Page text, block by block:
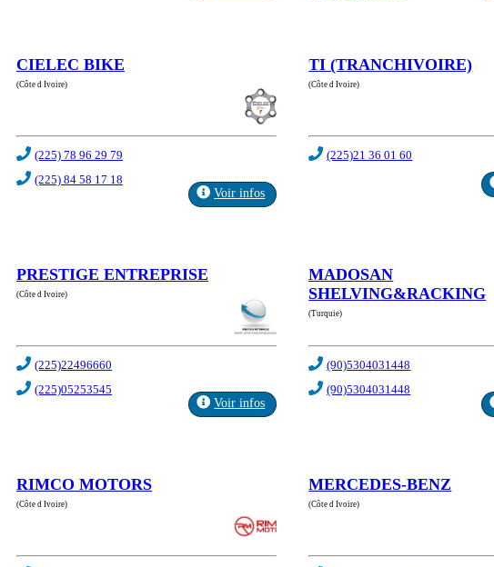
CIELEC BIKE
(Côte d Ivoire)
(225) 78 96 29 79
(225) 84 58 17 18
Voir infos
TI (TRANCHIVOIRE)
(Côte d Ivoire)
(225)21 36 01 60
PRESTIGE ENTREPRISE
(Côte d Ivoire)
(225)22496660
(225)05253545
Voir infos
MADOSAN
SHELVING&RACKING
(Turquie)
(90)5304031448
(90)5304031448
RIMCO MOTORS
(Côte d Ivoire)
MERCEDES-BENZ
(Côte d Ivoire)